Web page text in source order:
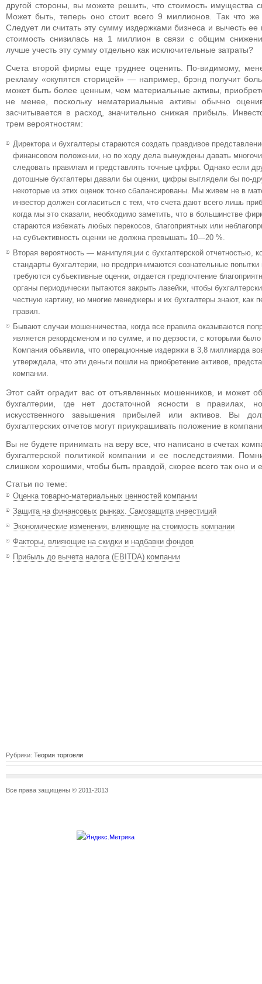
другой стороны, вы можете решить, что стоимость имущества
Может быть, теперь оно стоит всего 9 миллионов. Так что
Следует ли считать эту сумму издержками бизнеса и вычесть
стоимость снизилась на 1 миллион в связи с общим
лучше учесть эту сумму отдельно как исключительные затраты?
Счета второй фирмы еще труднее оценить. По-видимому,
рекламу «окупятся сторицей» — например, брэнд получит
может быть более ценным, чем материальные активы,
не менее, поскольку нематериальные активы обычно
засчитывается в расход, значительно снижая прибыль.
трем вероятностям:
Директора и бухгалтеры стараются создать правдивое
финансовом положении, но по ходу дела вынуждены давать
следовать правилам и представлять точные цифры. Однако если
дотошные бухгалтеры давали бы оценки, цифры выглядели бы по-
некоторые из этих оценок тонко сбалансированы. Мы живем не в
инвестор должен согласиться с тем, что счета дают всего лишь
когда мы это сказали, необходимо заметить, что в большинстве
стараются избежать любых перекосов, благоприятных или
на субъективность оценки не должна превышать 10—20 %.
Вторая вероятность — манипуляции с бухгалтерской отчетностью,
стандарты бухгалтерии, но предпринимаются сознательные
требуются субъективные оценки, отдается предпочтение
органы периодически пытаются закрыть лазейки, чтобы
честную картину, но многие менеджеры и их бухгалтеры знают, как
правил.
Бывают случаи мошенничества, когда все правила оказываются
является рекордсменом и по сумме, и по дерзости, с которыми
Компания объявила, что операционные издержки в 3,8 миллиарда
утверждала, что эти деньги пошли на приобретение активов,
компании.
Этот сайт оградит вас от отъявленных мошенников, и может
бухгалтерии, где нет достаточной ясности в правилах,
искусственного завышения прибылей или активов. Вы
бухгалтерских отчетов могут приукрашивать положение в
Вы не будете принимать на веру все, что написано в счетах
бухгалтерской политикой компании и ее последствиями.
слишком хорошими, чтобы быть правдой, скорее всего так оно и
Статьи по теме:
Оценка товарно-материальных ценностей компании
Защита на финансовых рынках. Самозащита инвестиций
Экономические изменения, влияющие на стоимость компании
Факторы, влияющие на скидки и надбавки фондов
Прибыль до вычета налога (EBITDA) компании
Рубрики: Теория торговли
Все права защищены © 2011-2013